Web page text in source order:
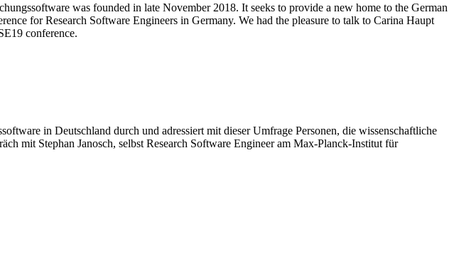
was founded in late November 2018. It seeks to provide a new home to the German
for Research Software Engineers in Germany. We had the pleasure to talk to Carina Haupt
conference.
in Deutschland durch und adressiert mit dieser Umfrage Personen, die wissenschaftliche
mit Stephan Janosch, selbst Research Software Engineer am Max-Planck-Institut für